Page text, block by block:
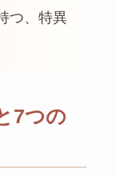
つ、特異
7つの